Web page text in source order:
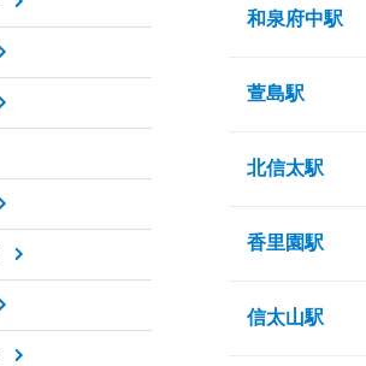
和泉府中駅
萱島駅
北信太駅
香里園駅
信太山駅